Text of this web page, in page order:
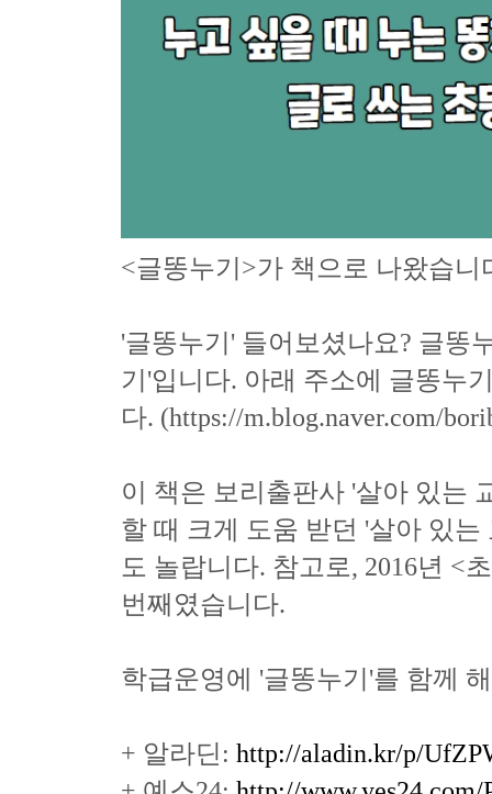
<글똥누기>가 책으로 나왔습니
'글똥누기' 들어보셨나요? 글똥
기'입니다. 아래 주소에 글똥누
다. (https://m.blog.naver.com/
이 책은 보리출판사 '살아 있는
할 때 크게 도움 받던 '살아 있
도 놀랍니다. 참고로, 2016년 <
번째였습니다.
학급운영에 '글똥누기'를 함께
+ 알라딘: http://aladin.kr/p/